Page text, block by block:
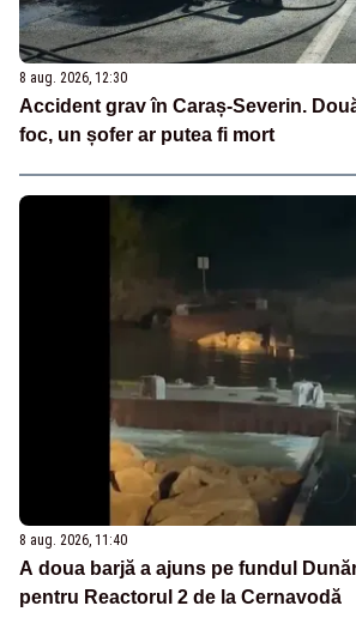
8 aug. 2026, 12:30
Accident grav în Caraș-Severin.
foc, un șofer ar putea fi mort
8 aug. 2026, 11:40
A doua barjă a ajuns pe fundul
pentru Reactorul 2 de la Cernavodă